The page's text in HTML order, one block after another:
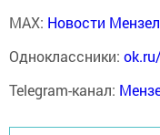
MAX: Новости
Одноклассники:
Telegram-канал: